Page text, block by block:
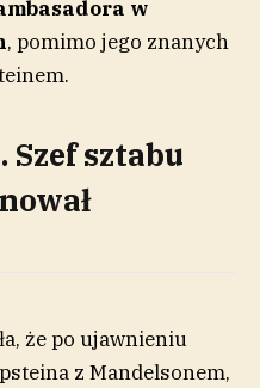
w
, pomimo jego znanych
sztabu
że po ujawnieniu
z Mandelsonem,